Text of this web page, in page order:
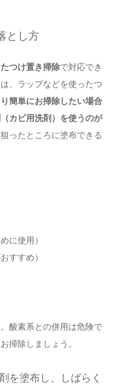
とし方
つけ置き掃除で対応でき
、ラップなどを使ったつ
り簡単にお掃除したい場合
カビ用洗剤）を使うのが
ったところに塗布できる
に使用）
すすめ）
酸素系との併用は危険で
掃除しましょう。
を塗布し、しばらく